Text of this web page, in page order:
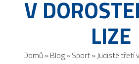
V
LIZE
Domů »Blog»Sport»Judisté třetí